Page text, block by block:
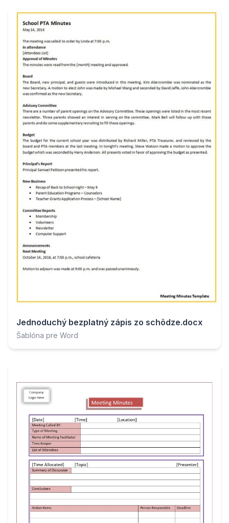
Jednoduchý bezplatný zápis zo schôdze.docx
Šablóna pre Word